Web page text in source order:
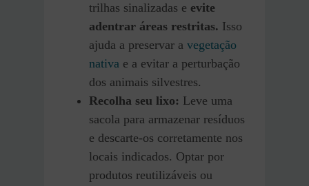
trilhas sinalizadas e evite
adentrar áreas restritas. Isso
ajuda a preservar a vegetação
nativa e a evitar a perturbação
dos animais silvestres.
Recolha seu lixo: Leve uma
sacola para armazenar resíduos
e descarte-os corretamente nos
locais indicados. Optar por
produtos reutilizáveis ou